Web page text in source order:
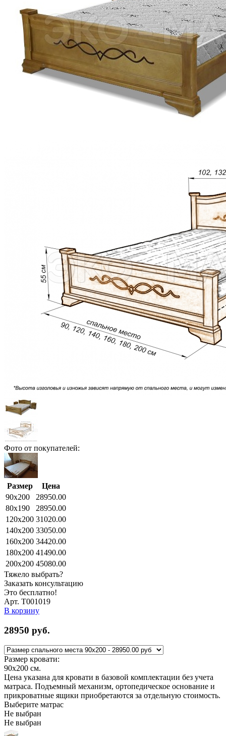
Фото от покупателей:
Размер
Цена
90x200
28950.00
80x190
28950.00
120x200 31020.00
140x200 33050.00
160x200 34420.00
180x200 41490.00
200x200 45080.00
Тяжело выбрать?
Заказать консультацию
Это бесплатно!
Арт. Т001019
В корзину
28950 руб.
Размер кровати:
90x200 см.
Цена указана для кровати в базовой комплектации без учета
матраса. Подъемный механизм, ортопедическое основание и
прикроватные ящики приобретаются за отдельную стоимость.
Выберите матрас
Не выбран
Не выбран